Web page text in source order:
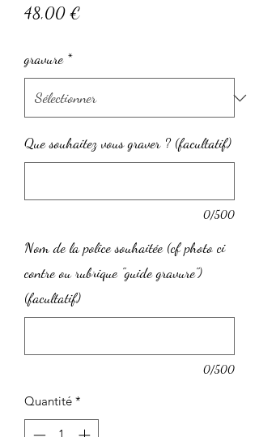
48,00 €
gravure *
Que souhaitez vous graver ? (facultatif)
0/500
Nom de la police souhaitée (cf photo ci
contre ou rubrique "guide gravure")
(facultatif)
0/500
Quantité *